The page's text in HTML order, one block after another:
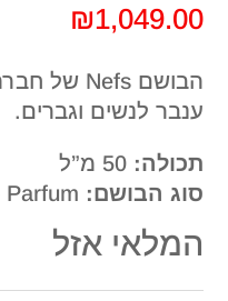
₪1,049.00
ענבר לנשים וגברים.
תכולה: 50 מ”ל
סוג הבושם:
המלאי אזל